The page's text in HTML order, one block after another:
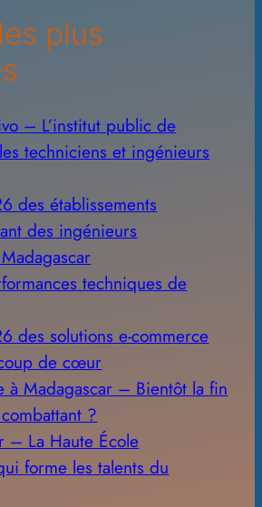
plus
– L’institut public de
techniciens et ingénieurs
des établissements
des ingénieurs
techniques de
des solutions e-commerce
de cœur
à Madagascar – Bientôt la fin
?
– La Haute École
forme les talents du